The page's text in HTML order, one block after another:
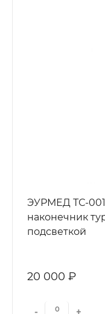
ЭУРМЕД ТС-
наконечник
подсветкой
20 000 ₽